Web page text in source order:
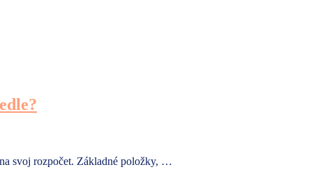
svoj rozpočet. Základné položky, …